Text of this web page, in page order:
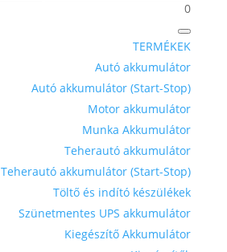
0
TERMÉKEK
Autó akkumulátor
Autó akkumulátor (Start-Stop)
Motor akkumulátor
Munka Akkumulátor
Teherautó akkumulátor
Teherautó akkumulátor (Start-Stop)
Töltő és indító készülékek
Szünetmentes UPS akkumulátor
Kiegészítő Akkumulátor